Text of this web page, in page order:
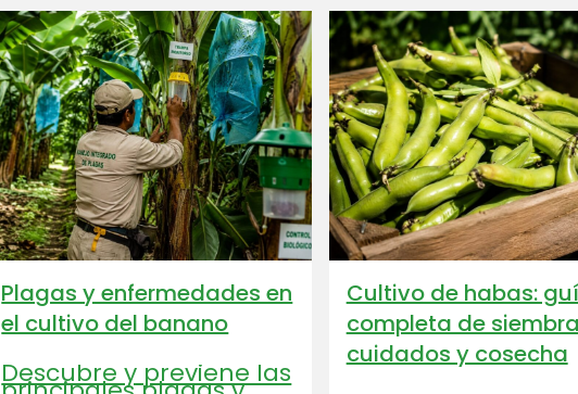
Plagas y enfermedades en
el cultivo del banano
Descubre y previene las
Cultivo de habas:
completa de
cuidados y cosecha